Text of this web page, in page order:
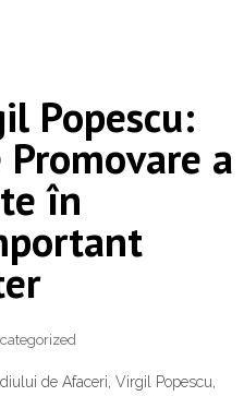
Popescu:
a
în
de Afaceri, Virgil Popescu,